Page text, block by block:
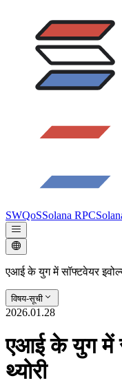
SWQoSSolana RPC
एआई के युग में सॉफ्टवेयर
विषय-सूची
2026.01.28
एआई के युग में
थ्योरी